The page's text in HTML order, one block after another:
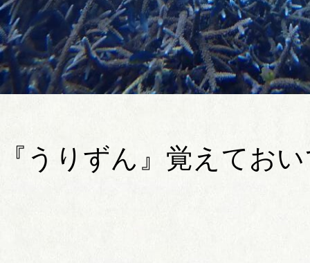
『うりずん』覚えてお